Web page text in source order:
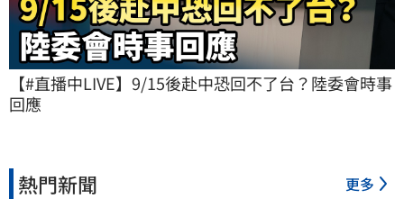
【#直播中LIVE】9/15後赴中恐回不了台？陸委會時事
回應
熱門新聞 更多